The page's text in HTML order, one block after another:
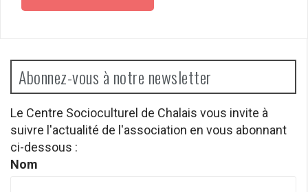
Abonnez-vous à notre newsletter
Le Centre Socioculturel de Chalais vous invite à
suivre l'actualité de l'association en vous abonnant
ci-dessous :
Nom